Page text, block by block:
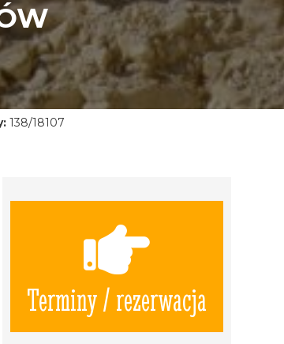
138/18107
Terminy / rezerwacja